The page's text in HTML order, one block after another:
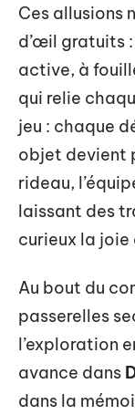
Ces allusions
d’œil gratuits
active, à
qui relie
jeu : chaque
objet devient
rideau,
laissant des
curieux la
Au bout du
passerelles
l’exploration
avance dans
dans la